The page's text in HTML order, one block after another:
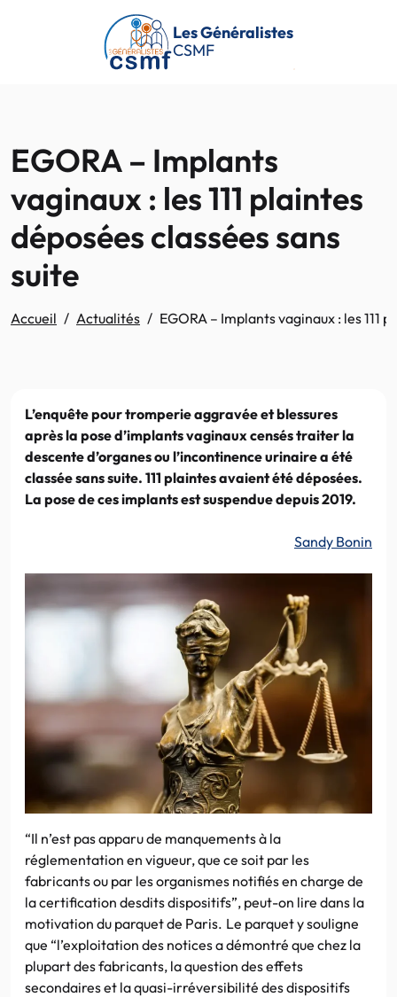
Passer au contenu principal
Les Généralistes
CSMF
EGORA – Implants
vaginaux : les 111 plaintes
déposées classées sans
suite
Accueil Actualités EGORA – Implants vaginaux : les 111
L’enquête pour tromperie aggravée et blessures
après la pose d’implants vaginaux censés traiter la
descente d’organes ou l’incontinence urinaire a été
classée sans suite. 111 plaintes avaient été déposées.
La pose de ces implants est suspendue depuis 2019.
Sandy Bonin
“Il n’est pas apparu de manquements à la
réglementation en vigueur, que ce soit par les
fabricants ou par les organismes notifiés en charge de
la certification desdits dispositifs”, peut-on lire dans la
motivation du parquet de Paris. Le parquet y souligne
que “l’exploitation des notices a démontré que chez la
plupart des fabricants, la question des effets
secondaires et la quasi-irréversibilité des dispositifs